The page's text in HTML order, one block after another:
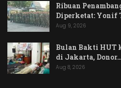
Ribuan
Diperketat: Yonif
Aug 9, 2026
Bulan Bakti HUT
di Jakarta, Donor…
Aug 8, 2026